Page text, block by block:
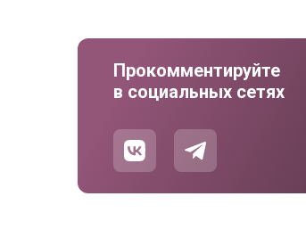
Прокомментируйте
в социальных сетях